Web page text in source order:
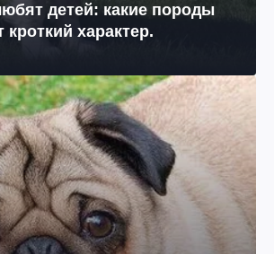
детей: какие породы
кроткий характер.